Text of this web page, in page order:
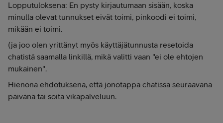
Lopputuloksena: En pysty kirjautumaan sisään, koska
minulla olevat tunnukset eivät toimi, pinkoodi ei toimi,
mikään ei toimi.
(ja joo olen yrittänyt myös käyttäjätunnusta resetoida
chatistä saamalla linkillä, mikä valitti vaan "ei ole ehtojen
mukainen".
Hienona ehdotuksena, että jonotappa chatissa seuraavana
päivänä tai soita vikapalveluun.